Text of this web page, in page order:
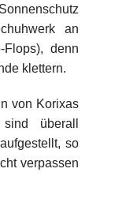
an
denn
klettern.
von Korixas
überall
so
verpassen